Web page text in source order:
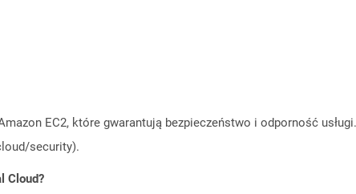
EC2, które gwarantują bezpieczeństwo i odporność
security).
Cloud?